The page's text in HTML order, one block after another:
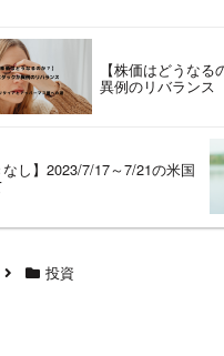
込みを行いました。
ま...
【株価はどうな
異例のリバランス
なし】2023/7/17～7/21の米国
投資